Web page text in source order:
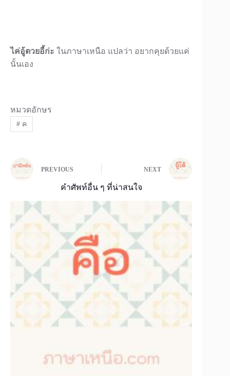
ไค่อู้ตวยอี้ก่ะ ในภาษาเหนือ แปลว่า อยากคุยด้วยแค่
นั้นเอง
หมวดอักษร
#ค
PREVIOUS NEXT
คำศัพท์อื่น ๆ ที่น่าสนใจ